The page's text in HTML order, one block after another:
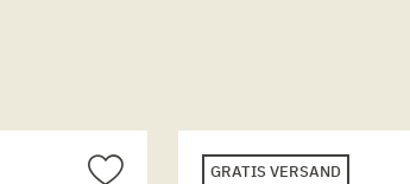
GRATIS VERSAND